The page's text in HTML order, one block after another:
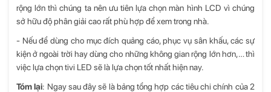
rộng lớn thì chúng ta nên ưu tiên lựa chọn màn hình LCD vì chúng
sở hữu độ phân giải cao rất phù hợp để xem trong nhà.
- Nếu để dùng cho mục đích quảng cáo, phục vụ sân khấu, các sự
kiện ở ngoài trời hay dùng cho những không gian rộng lớn hơn,… thì
việc lựa chọn tivi LED sẽ là lựa chọn tốt nhất hiện nay.
Tóm lại: Ngay sau đây sẽ là bảng tổng hợp các tiêu chi chính của 2